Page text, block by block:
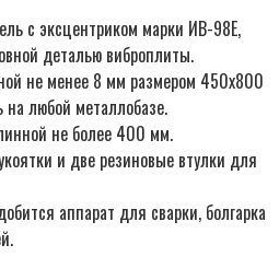
с эксцентриком марки ИВ-98Е,
деталью виброплиты.
не менее 8 мм размером 450х800
на любой металлобазе.
не более 400 мм.
и две резиновые втулки для
аппарат для сварки, болгарка